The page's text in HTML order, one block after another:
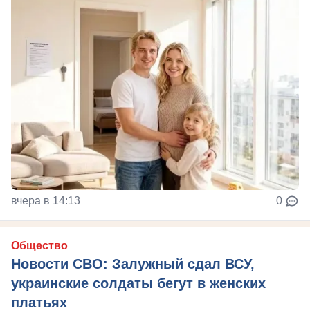
вчера в 14:13 0
Общество
Новости СВО: Залужный сдал ВСУ,
украинские солдаты бегут в женских
платьях